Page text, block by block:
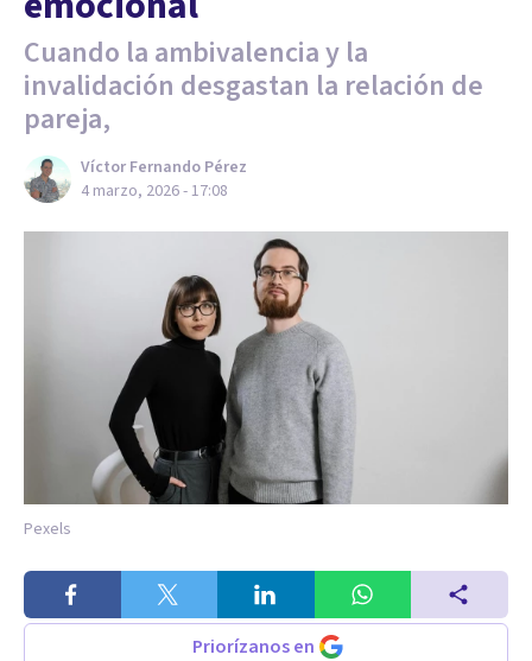
Cuando la ambivalencia y la
invalidación desgastan la relación de
pareja,
Víctor Fernando Pérez
4 marzo, 2026 - 17:08
Pexels
Priorízanos en